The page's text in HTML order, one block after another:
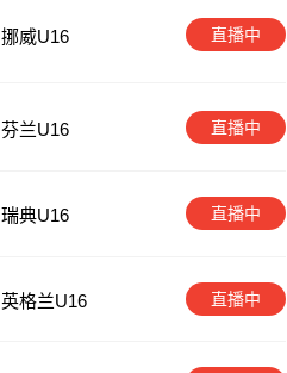
挪威U16 直播中
芬兰U16 直播中
瑞典U16 直播中
英格兰U16 直播中